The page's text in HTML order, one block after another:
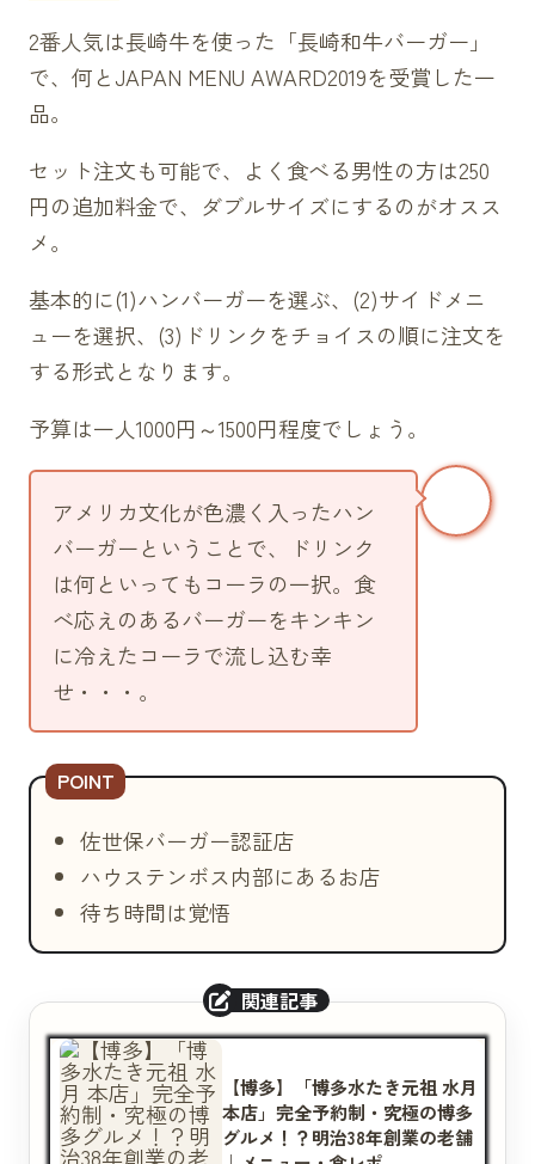
セット（1250円）
バジルチキンバーガー
セット（1250円）
チーズバーガー
テリヤキバーガー
単品（750円）
セット（1200円）
単品（750円）
セット（1200円）
サイドメニュー
ポテト（350円）
ナゲット（350円）
ソーセージ（350円）
デザート
クレミア（500円）
バニラ（400円）
ホットケーキ（350円）
フローズンメロン（350円）
フローズンソフト（450円）
ジュースフロート（400円）
コーヒーフロート（550円）
各種アルコール・ソフトドリンク（※上
記画像参照下さい）
2番人気は長崎牛を使った「長崎和牛バーガー」
で、何とJAPAN MENU AWARD2019を受賞した一
品。
セット注文も可能で、よく食べる男性の方は250
円の追加料金で、ダブルサイズにするのがオスス
メ。
基本的に(1)ハンバーガーを選ぶ、(2)サイドメニ
ューを選択、(3)ドリンクをチョイスの順に注文を
する形式となります。
予算は一人1000円～1500円程度でしょう。
アメリカ文化が色濃く入ったハン
バーガーということで、ドリンク
は何といってもコーラの一択。食
べ応えのあるバーガーをキンキン
に冷えたコーラで流し込む幸
せ・・・。
佐世保バーガー認証店
ハウステンボス内部にあるお店
待ち時間は覚悟
【博多】「博多水たき元祖 水月
本店」完全予約制・究極の博多
グルメ！？明治38年創業の老舗